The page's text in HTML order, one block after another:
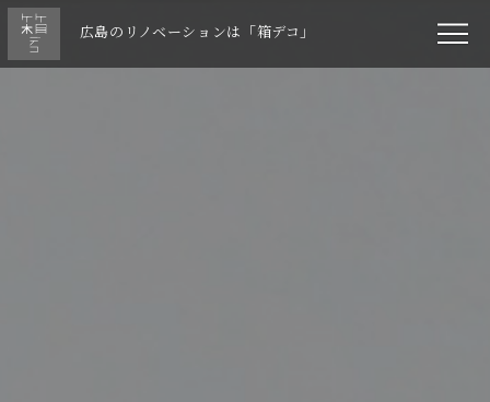
広島のリノベーションは「箱デコ」